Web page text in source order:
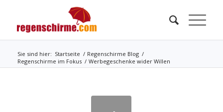
Sie sind hier: Startseite / Regenschirme Blog /
Regenschirme im Fokus / Werbegeschenke wider Willen